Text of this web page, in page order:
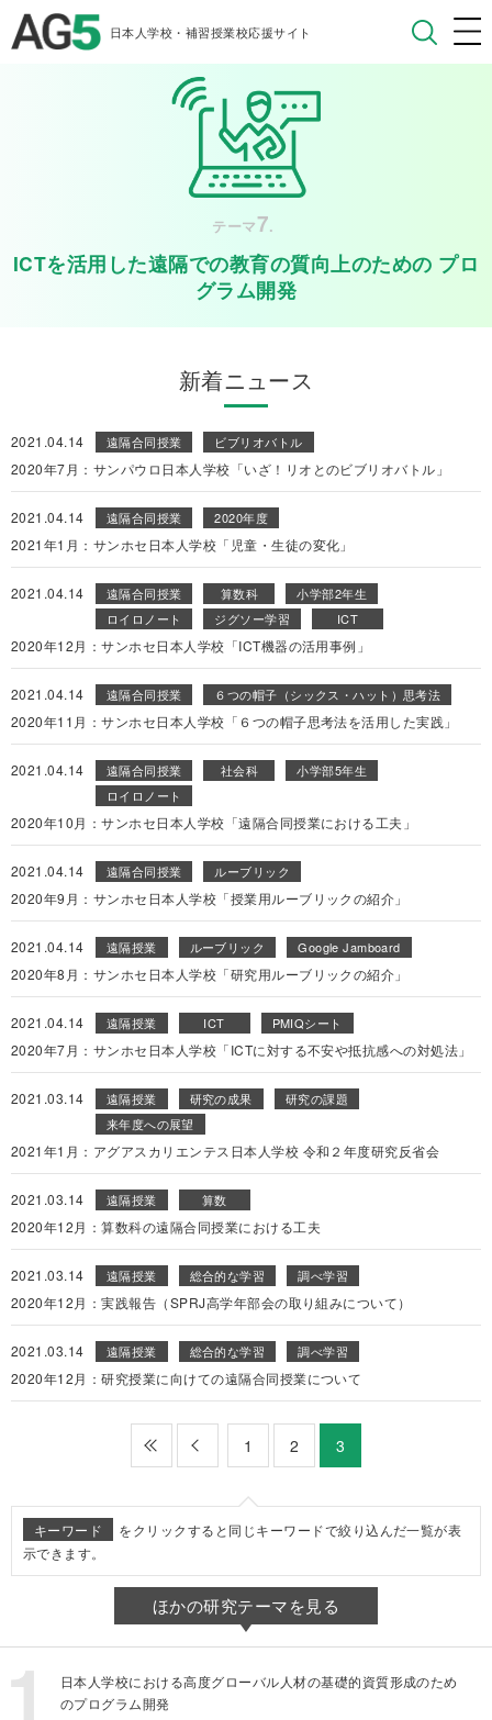
日本人学校・補習授業校応援サイト
テーマ7.
ICTを活用した遠隔での教育の質向上のための プロ
グラム開発
新着ニュース
2021.04.14 遠隔合同授業 ビブリオバトル
2020年7月：サンパウロ日本人学校「いざ！リオとのビブリオバトル」
2021.04.14 遠隔合同授業 2020年度
2021年1月：サンホセ日本人学校「児童・生徒の変化」
2021.04.14 遠隔合同授業 算数科
小学部2年生
ロイロノート
ジグソー学習 ICT
2020年12月：サンホセ日本人学校「ICT機器の活用事例」
2021.04.14 遠隔合同授業 ６つの帽子（シックス・ハット）思考法
2020年11月：サンホセ日本人学校「６つの帽子思考法を活用した実践」
2021.04.14 遠隔合同授業 社会科
小学部5年生
ロイロノート
2020年10月：サンホセ日本人学校「遠隔合同授業における工夫」
2021.04.14 遠隔合同授業 ルーブリック
2020年9月：サンホセ日本人学校「授業用ルーブリックの紹介」
2021.04.14 遠隔授業 ルーブリック Google Jamboard
2020年8月：サンホセ日本人学校「研究用ルーブリックの紹介」
2021.04.14 遠隔授業 ICT PMIQシート
2020年7月：サンホセ日本人学校「ICTに対する不安や抵抗感への対処法」
2021.03.14 遠隔授業 研究の成果
研究の課題
来年度への展望
2021年1月：アグアスカリエンテス日本人学校 令和２年度研究反省会
2021.03.14 遠隔授業 算数
2020年12月：算数科の遠隔合同授業における工夫
2021.03.14 遠隔授業 総合的な学習 調べ学習
2020年12月：実践報告（SPRJ高学年部会の取り組みについて）
2021.03.14 遠隔授業 総合的な学習 調べ学習
2020年12月：研究授業に向けての遠隔合同授業について
最初 前 1 2 3
キーワード
をクリックすると同じキーワードで絞り込んだ一覧が表
示できます。
ほかの研究テーマを見る
日本人学校における高度グローバル人材の基礎的資質形成のため
のプログラム開発